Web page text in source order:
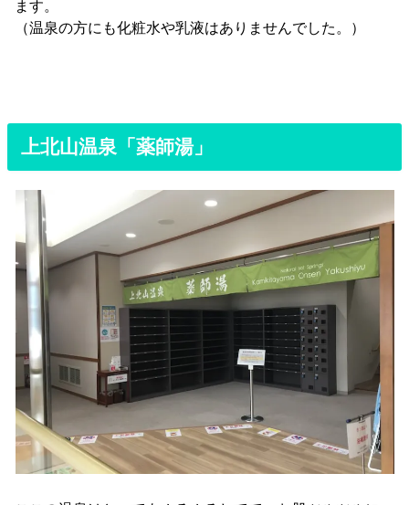
ます。
（温泉の方にも化粧水や乳液はありませんでした。）
上北山温泉「薬師湯」